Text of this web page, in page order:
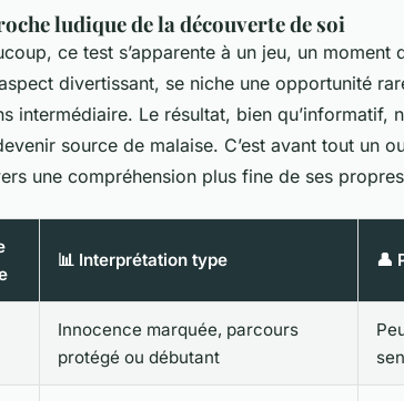
ludique de la découverte de soi
ce test s’apparente à un jeu, un moment
divertissant, se niche une opportunité
intermédiaire. Le résultat, bien qu’informatif,
source de malaise. C’est avant tout un
une compréhension plus fine de ses
📊 Interprétation type 👤
Innocence marquée, parcours
protégé ou débutant